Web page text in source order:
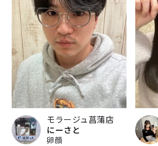
モラージュ菖蒲店
にーさと
卵顔